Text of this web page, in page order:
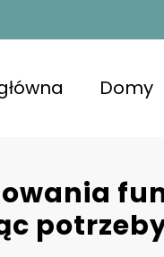
przestrzeń zDomy